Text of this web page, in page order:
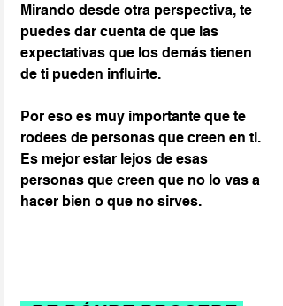
Mirando desde otra perspectiva, te
puedes dar cuenta de que las
expectativas que los demás tienen
de ti pueden influirte.
Por eso es muy importante que te
rodees de personas que creen en ti.
Es mejor estar lejos de esas
personas que creen que no lo vas a
hacer bien o que no sirves.